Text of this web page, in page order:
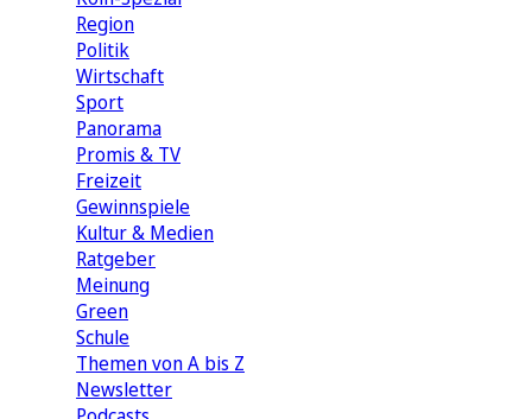
Region
Politik
Wirtschaft
Sport
Panorama
Promis & TV
Freizeit
Gewinnspiele
Kultur & Medien
Ratgeber
Meinung
Green
Schule
Themen von A bis Z
Newsletter